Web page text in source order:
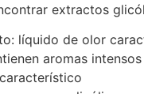
extractos
líquido de olor
aromas intensos